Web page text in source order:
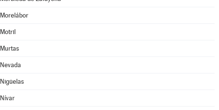
Morelábor
Motril
Murtas
Nevada
Nigüelas
Nívar